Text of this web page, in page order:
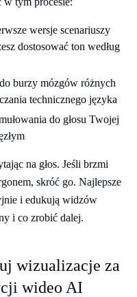
wersje scenariuszy
dostosować ton według
burzy mózgów różnych
technicznego języka
do głosu Twojej
na głos. Jeśli brzmi
skróć go. Najlepsze
i edukują widzów
i co zrobić dalej.
wizualizacje za
wideo AI